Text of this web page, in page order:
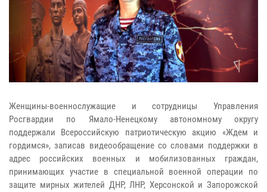
Женщины-военнослужащие и сотрудницы Управления
Росгвардии по Ямало-Ненецкому автономному округу
поддержали Всероссийскую патриотическую акцию «Ждем и
гордимся», записав видеообращение со словами поддержки в
адрес российских военных и мобилизованных граждан,
принимающих участие в специальной военной операции по
защите мирных жителей ДНР, ЛНР, Херсонской и Запорожской